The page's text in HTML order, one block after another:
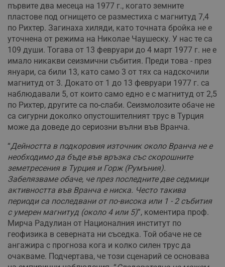
първите два месеца на 1977 г., когато земните
пластове под огнището се разместиха с магнитуд 7,4
по Рихтер. Загинаха хиляди, като точната бройка не е
уточнена от режима на Николае Чаушеску. У нас те са
109 души. Тогава от 13 февруари до 4 март 1977 г. не е
имало никакви сеизмични събития. Преди това - през
януари, са били 13, като само 3 от тях са надскочили
магнитуд от 3. Докато от 1 до 13 февруари 1977 г. са
наблюдавали 5, от които само едно е с магнитуд от 2,5
по Рихтер, другите са по-слаби. Сеизмолозите обаче не
са сигурни доколко опустошителният трус в Турция
може да доведе до сериозни вълни във Вранча.
“Дейността в подкоровия източник около Вранча не е
необходимо да бъде във връзка със скорошните
земетресения в Турция и Горж (Румъния).
Забелязваме обаче, че през последните две седмици
активността във Вранча е ниска. Често такива
периоди са последвани от по-висока или 1 - 2 събития
с умерен магнитуд (около 4 или 5)”, коментира проф.
Мирча Радулиан от Националния институт по
геофизика в северната ни съседка. Той обаче не се
ангажира с прогноза кога и колко силен трус да
очакваме. Подчертава, че този сценарий се основава